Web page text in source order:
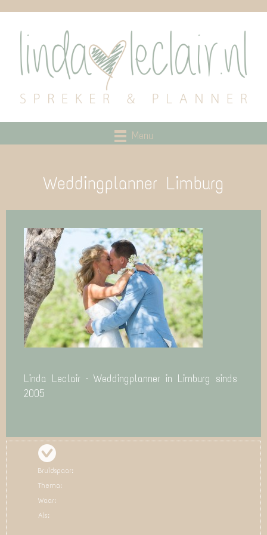
Menu
Weddingplanner Limburg
Linda Leclair – Weddingplanner in Limburg sinds
2005
Bruidspaar:
Thema:
Waar:
Als: